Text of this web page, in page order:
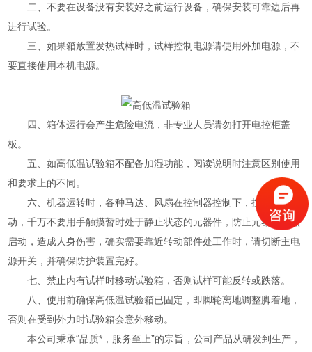
二、不要在设备没有安装好之前运行设备，确保安装可靠边后再
进行试验。
三、如果箱放置发热试样时，试样控制电源请使用外加电源，不
要直接使用本机电源。
四、箱体运行会产生危险电流，非专业人员请勿打开电控柜盖
板。
五、如高低温试验箱不配备加湿功能，阅读说明时注意区别使用
和要求上的不同。
六、机器运转时，各种马达、风扇在控制器控制下，按指令启
动，千万不要用手触摸暂时处于静止状态的元器件，防止元器件突然
启动，造成人身伤害，确实需要靠近转动部件处工作时，请切断主电
源开关，并确保防护装置完好。
七、禁止内有试样时移动试验箱，否则试样可能反转或跌落。
八、使用前确保高低温试验箱已固定，即脚轮离地调整脚着地，
否则在受到外力时试验箱会意外移动。
本公司秉承“品质*，服务至上”的宗旨，公司产品从研发到生产，